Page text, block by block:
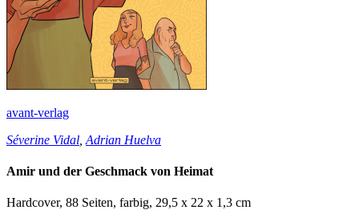
avant-verlag
Séverine Vidal Adrian Huelva
Amir und der Geschmack von Heimat
Hardcover, 88 Seiten, farbig, 29,5 x 22 x 1,3 cm